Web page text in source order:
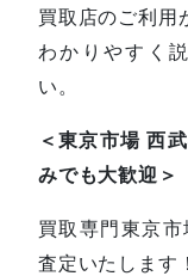
買取店のご利用
わかりやすく
い。
＜東京市場 西
みでも大歓迎＞
買取専門東京
査定いたします！